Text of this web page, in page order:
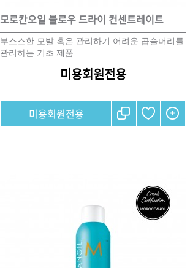
모로칸오일 블로우 드라이 컨센트레이트
부스스한 모발 혹은 관리하기 어려운 곱슬머리를
관리하는 기초 제품
미용회원전용
미용회원전용